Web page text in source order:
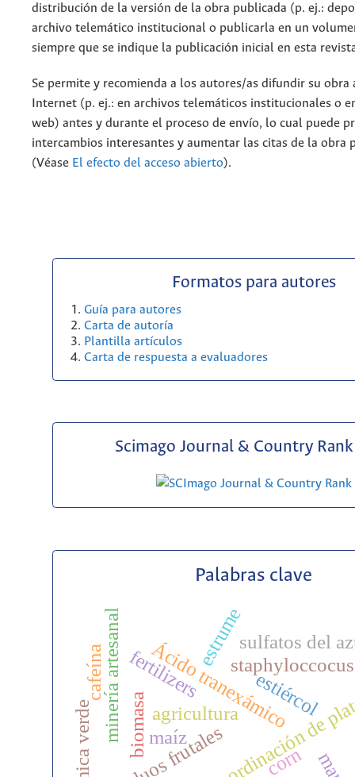
distribución de la versión de la obra publicada (p. ej.:
archivo telemático institucional o publicarla en un
siempre que se indique la publicación inicial en esta
Se permite y recomienda a los autores/as difundir su obra
Internet (p. ej.: en archivos telemáticos institucionales o
web) antes y durante el proceso de envío, lo cual puede
intercambios interesantes y aumentar las citas de la obra
(Véase El efecto del acceso abierto).
Formatos para autores
Guía para autores
Carta de autoría
Plantilla artículos
Carta de respuesta a evaluadores
Scimago Journal & Country Rank
Palabras clave
coordinación de
Ácido tranexámico
estiércol
agricultura
maíz
fertilizers
corn
estrume
biomasa
minería artesanal
cafeína
sulfatos del